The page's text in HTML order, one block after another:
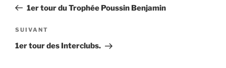
l’article
précédent
1er tour du Trophée Poussin Benjamin
Article
suivant
SUIVANT
1er tour des Interclubs.